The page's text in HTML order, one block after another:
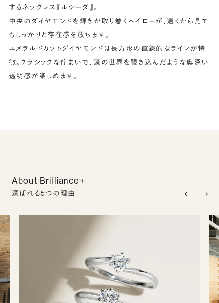
するネックレス『ルシーダ』。
中央のダイヤモンドを輝きが取り巻くヘイローが、遠くから見て
もしっかりと存在感を放ちます。
エメラルドカットダイヤモンドは長方形の直線的なラインが特
徴。クラシックな佇まいで、鏡の世界を覗き込んだような奥深い
透明感が楽しめます。
About Brilliance+
選ばれる5つの理由